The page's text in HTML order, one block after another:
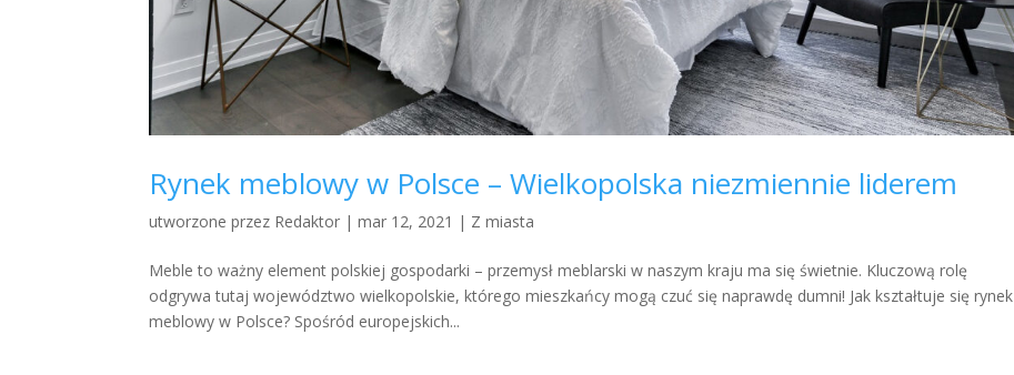
Rynek meblowy w Polsce – Wielkopolska niezmiennie liderem
utworzone przez Redaktor |mar 12, 2021 | Z miasta
Meble to ważny element polskiej gospodarki – przemysł meblarski w naszym kraju ma się świetnie. Kluczową rolę
odgrywa tutaj województwo wielkopolskie, którego mieszkańcy mogą czuć się naprawdę dumni! Jak kształtuje się rynek
meblowy w Polsce? Spośród europejskich...